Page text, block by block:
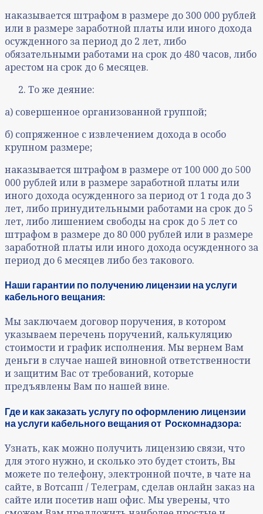
наказывается штрафом в размере до 300 000 рублей
или в размере заработной платы или иного дохода
осужденного за период до 2 лет, либо
обязательными работами на срок до 480 часов, либо
арестом на срок до 6 месяцев.
То же деяние:
а) совершенное организованной группой;
б) сопряженное с извлечением дохода в особо
крупном размере;
наказывается штрафом в размере от 100 000 до 500
000 рублей или в размере заработной платы или
иного дохода осужденного за период от 1 года до 3
лет, либо принудительными работами на срок до 5
лет, либо лишением свободы на срок до 5 лет со
штрафом в размере до 80 000 рублей или в размере
заработной платы или иного дохода осужденного за
период до 6 месяцев либо без такового.
Наши гарантии по получению лицензии на услуги
кабельного вещания:
Мы заключаем договор поручения, в котором
указываем перечень поручений, калькуляцию
стоимости и график исполнения. Мы вернем Вам
деньги в случае нашей виновной ответственности
и защитим Вас от требований, которые
предъявлены Вам по нашей вине.
Где и как заказать услугу по оформлению лицензии
на услуги кабельного вещания от Роскомнадзора:
Узнать, как можно получить лицензию связи, что
для этого нужно, и сколько это будет стоить, Вы
можете по телефону, электронной почте, в чате на
сайте, в Вотсапп / Телеграм, сделав онлайн заказ на
сайте или посетив наш офис. Мы уверены, что